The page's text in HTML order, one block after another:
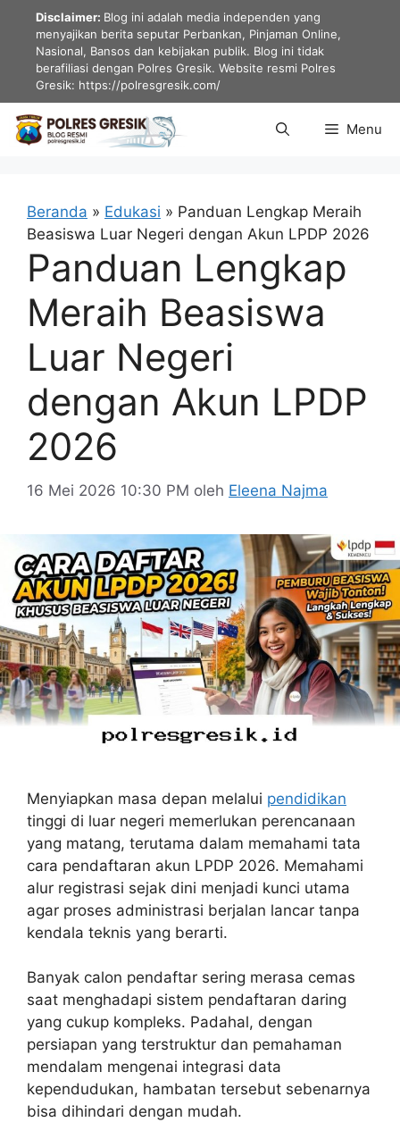
LangsungDisclaimer: Blog ini adalah media independen yang
menyajikan berita seputar Perbankan, Pinjaman Online,
Nasional, Bansos dan kebijakan publik. Blog ini tidak
berafiliasi dengan Polres Gresik. Website resmi Polres
Gresik: https://polresgresik.com/
Menu
Beranda » Edukasi » Panduan Lengkap Meraih
Beasiswa Luar Negeri dengan Akun LPDP 2026
Panduan Lengkap
Meraih Beasiswa
Luar Negeri
dengan Akun LPDP
2026
16 Mei 2026 10:30 PM oleh Eleena Najma
Menyiapkan masa depan melalui pendidikan
tinggi di luar negeri memerlukan perencanaan
yang matang, terutama dalam memahami tata
cara pendaftaran akun LPDP 2026. Memahami
alur registrasi sejak dini menjadi kunci utama
agar proses administrasi berjalan lancar tanpa
kendala teknis yang berarti.
Banyak calon pendaftar sering merasa cemas
saat menghadapi sistem pendaftaran daring
yang cukup kompleks. Padahal, dengan
persiapan yang terstruktur dan pemahaman
mendalam mengenai integrasi data
kependudukan, hambatan tersebut sebenarnya
bisa dihindari dengan mudah.